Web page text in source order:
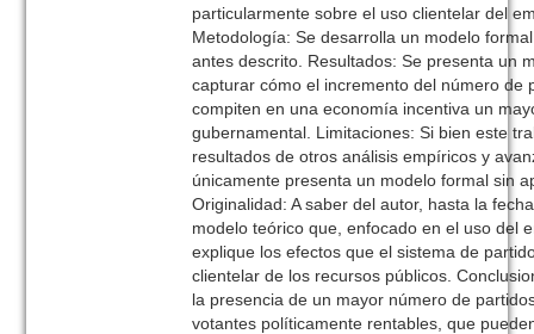
particularmente sobre el uso clientelar del
Metodología: Se desarrolla un modelo
antes descrito. Resultados: Se presenta un
capturar cómo el incremento del número de
compiten en una economía incentiva un
gubernamental. Limitaciones: Si bien este
resultados de otros análisis empíricos y
únicamente presenta un modelo formal sin
Originalidad: A saber del autor, hasta la
modelo teórico que, enfocado en el uso del
explique los efectos que el sistema de
clientelar de los recursos públicos.
la presencia de un mayor número de
votantes políticamente rentables, que